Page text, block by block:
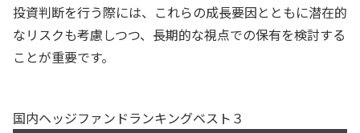
投資判断を行う際には、これらの成長要因とともに潜在的
なリスクも考慮しつつ、長期的な視点での保有を検討する
ことが重要です。
国内ヘッジファンドランキングベスト３